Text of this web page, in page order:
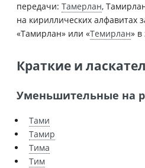
передачи: Тамерлан,
на кириллических алфавитах
«Тамирлан» или «Темирлан» в
Краткие и
Уменьшительные на
Тами
Тамир
Тима
Тим